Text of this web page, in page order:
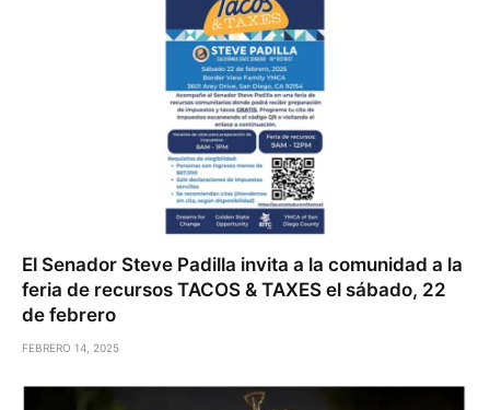
El Senador Steve Padilla invita a la comunidad a la
feria de recursos TACOS & TAXES el sábado, 22
de febrero
FEBRERO 14, 2025